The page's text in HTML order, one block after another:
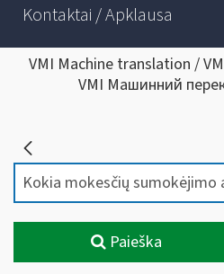
Kontaktai / Apklausa
VMI Machine translation /
VMI Машинний
Paieška